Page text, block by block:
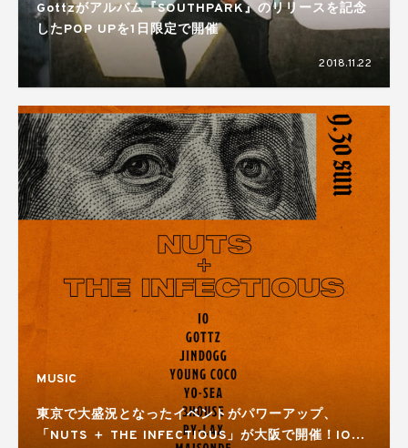
Gottzがアルバム『SOUTHPARK』のリリースを記念
したPOP UPを1日限定で開催
2018.11.22
MUSIC
東京で大盛況となったイベントがパワーアップ、
「NUTS ＋ THE INFECTIOUS」が大阪で開催！IOに